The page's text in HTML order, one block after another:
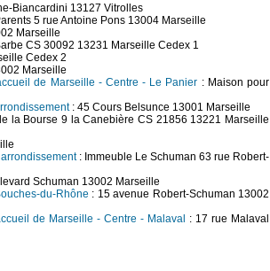
Biancardini 13127 Vitrolles
5 rue Antoine Pons 13004 Marseille
Marseille
CS 30092 13231 Marseille Cedex 1
Cedex 2
Marseille
de Marseille - Centre - Le Panier : Maison pour
: 45 Cours Belsunce 13001 Marseille
la Bourse 9 la Canebière CS 21856 13221 Marseille
: Immeuble Le Schuman 63 rue Robert-
Schuman 13002 Marseille
du-Rhône : 15 avenue Robert-Schuman 13002
de Marseille - Centre - Malaval : 17 rue Malaval